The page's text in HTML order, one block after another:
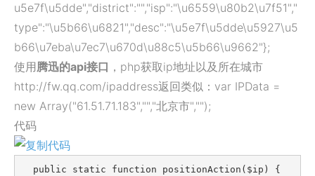
u5e7f\u5dde","district":"","isp":"\u6559\u80b2\u7f51","
type":"\u5b66\u6821","desc":"\u5e7f\u5dde\u5927\u5
b66\u7eba\u7ec7\u670d\u88c5\u5b66\u9662"};
使用腾迅的api接口 ，php获取ip地址以及所在城市
http://fw.qq.com/ipaddress返回类似：var IPData =
new Array("61.51.71.183","","北京市","");
代码
  public static function positionAction($ip) {